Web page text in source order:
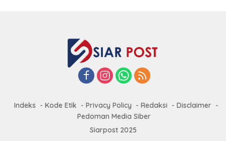
Indeks Kode Etik Privacy Policy Redaksi
Disclaimer
Pedoman Media Siber
Siarpost 2025